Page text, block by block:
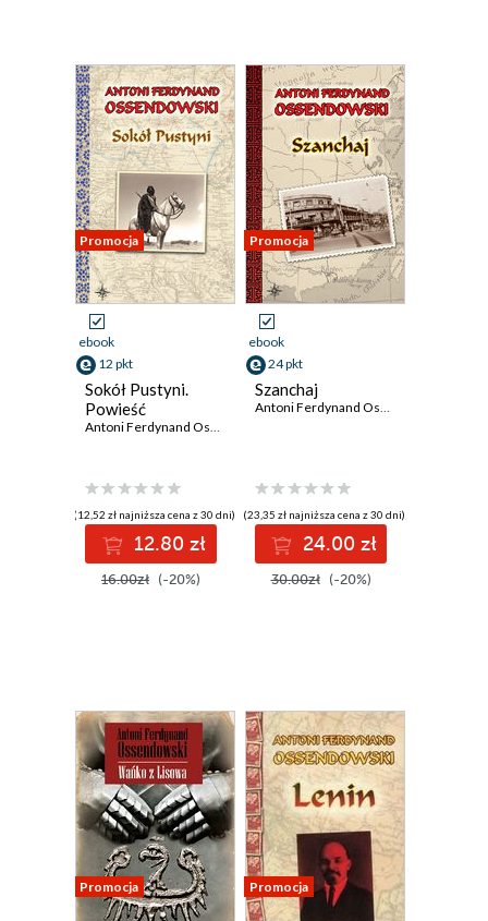
Promocja
ebook
12 pkt
Sokół Pustyni.
Powieść
Antoni Ferdynand Ossendowski
(12,52 zł najniższa cena z 30 dni)
12.80 zł
16.00zł (-20%)
Promocja
ebook
24 pkt
Szanchaj
Antoni Ferdynand Ossendowski
(23,35 zł najniższa cena z 30 dni)
24.00 zł
30.00zł (-20%)
Promocja Promocja